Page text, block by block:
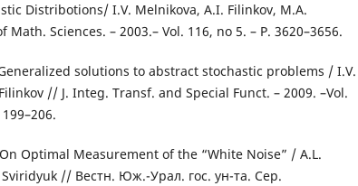
Distribotions/ I.V. Melnikova, A.I. Filinkov, M.A.
Math. Sciences. – 2003.– Vol. 116, no 5. – P. 3620–3656.
solutions to abstract stochastic problems / I.V.
// J. Integ. Transf. and Special Funct. – 2009. –Vol.
Optimal Measurement of the “White Noise” / A.L.
Sviridyuk // Вестн. Юж.-Урал. гос. ун-та. Сер.